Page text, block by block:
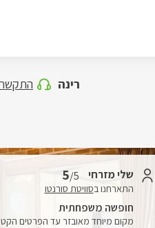
רינה
שלי מזרחי 5/5
התארחנו בסוויטת סורנטו
חופשה משפחתית
מקום מיוחד מאובזר עד הפרטים